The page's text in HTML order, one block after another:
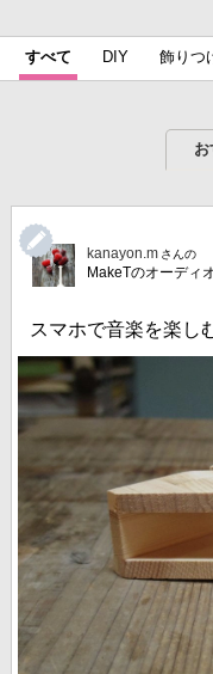
すべて DIY 飾りつ
kanayon.m さんの
MakeTのオーディ
スマホで音楽を楽し